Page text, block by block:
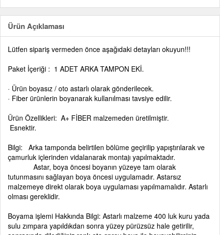
Ürün Açıklaması
Lütfen sipariş vermeden önce aşağıdaki detayları okuyun!!!
Paket İçeriği : 1 ADET ARKA TAMPON EKİ.
· Ürün boyasız / oto astarlı olarak gönderilecek.
· Fiber ürünlerin boyanarak kullanılması tavsiye edilir.
Ürün Özellikleri: A+ FİBER malzemeden üretilmiştir.
Esnektir.
Bilgi: Arka tamponda belirtilen bölüme geçirilip yapıştırılarak ve
çamurluk içlerinden vidalanarak montajı yapılmaktadır.
Astar, boya öncesi boyanın yüzeye tam olarak
tutunmasını sağlayan boya öncesi uygulamadır. Astarsız
malzemeye direkt olarak boya uygulaması yapılmamalıdır. Astarlı
olması gereklidir.
Boyama işlemi Hakkında Bilgi: Astarlı malzeme 400 luk kuru yada
sulu zımpara yapıldıkdan sonra yüzey pürüzsüz hale getirilir,